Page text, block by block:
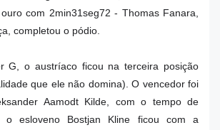
com 2min31seg72 - Thomas Fanara,
completou o pódio.
G, o austríaco ficou na terceira posição
que ele não domina). O vencedor foi
Aamodt Kilde, com o tempo de
o esloveno Bostjan Kline ficou com a